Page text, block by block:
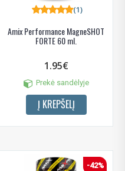
Amix Performance MagneSHOT
FORTE 60 ml.
(1)
1.95€
Prekė sandėlyje
Į KREPŠELĮ
-42%